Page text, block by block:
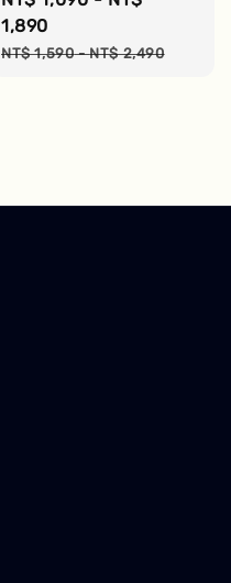
price
1,890
Regular
NT$ 1,590-NT$ 2,490